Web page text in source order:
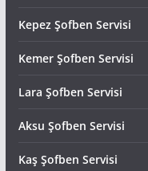
Kepez Şofben Servisi
Kemer Şofben Servisi
Lara Şofben Servisi
Aksu Şofben Servisi
Kaş Şofben Servisi